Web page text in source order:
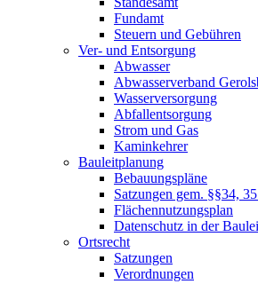
Fundamt
Steuern und Gebühren
Ver- und Entsorgung
Abwasser
Abwasserverband
Wasserversorgung
Abfallentsorgung
Strom und Gas
Kaminkehrer
Bauleitplanung
Bebauungspläne
Satzungen gem. §§34,
Flächennutzungsplan
Datenschutz in der
Ortsrecht
Satzungen
Verordnungen